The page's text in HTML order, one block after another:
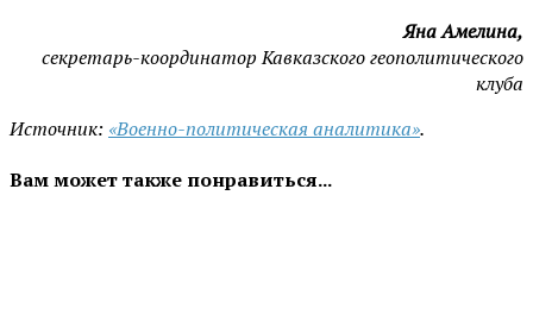
Яна Амелина,
секретарь-координатор Кавказского геополитического
клуба
Источник: «Военно-политическая аналитика».
Вам может также понравиться...